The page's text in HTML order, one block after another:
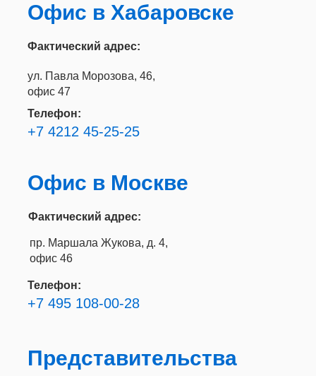
Телефон:
Телефон:
+7 4212 45-25-25
+7 495 108-00-28
Офис в Хабаровске
Офис в Москве
Фактический адрес:
ул. Павла Морозова, 46,
офис 47
пр. Маршала Жукова, д. 4,
офис 46
Представительства
Фактический адрес: